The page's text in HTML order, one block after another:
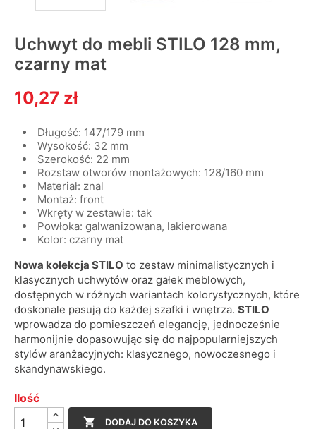
Uchwyt do mebli STILO 128 mm,
czarny mat
10,27 zł
Długość: 147/179 mm
Wysokość: 32 mm
Szerokość: 22 mm
Rozstaw otworów montażowych: 128/160 mm
Materiał: znal
Montaż: front
Wkręty w zestawie: tak
Powłoka: galwanizowana, lakierowana
Kolor: czarny mat
Nowa kolekcja STILO to zestaw minimalistycznych i
klasycznych uchwytów oraz gałek meblowych,
dostępnych w różnych wariantach kolorystycznych, które
doskonale pasują do każdej szafki i wnętrza. STILO
wprowadza do pomieszczeń elegancję, jednocześnie
harmonijnie dopasowując się do najpopularniejszych
stylów aranżacyjnych: klasycznego, nowoczesnego i
skandynawskiego.
Ilość
 DODAJ DO KOSZYKA